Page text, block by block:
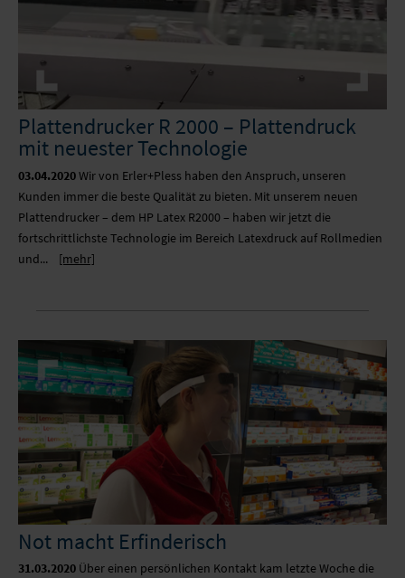
Plattendrucker R 2000 – Plattendruck
mit neuester Technologie
03.04.2020Wir von Erler+Pless haben den Anspruch, unseren
Kunden immer die beste Qualität zu bieten. Mit unserem neuen
Plattendrucker – dem HP Latex R2000 – haben wir jetzt die
fortschrittlichste Technologie im Bereich Latexdruck auf Rollmedien
und...
[mehr]
Not macht Erfinderisch
31.03.2020 Über einen persönlichen Kontakt kam letzte Woche die